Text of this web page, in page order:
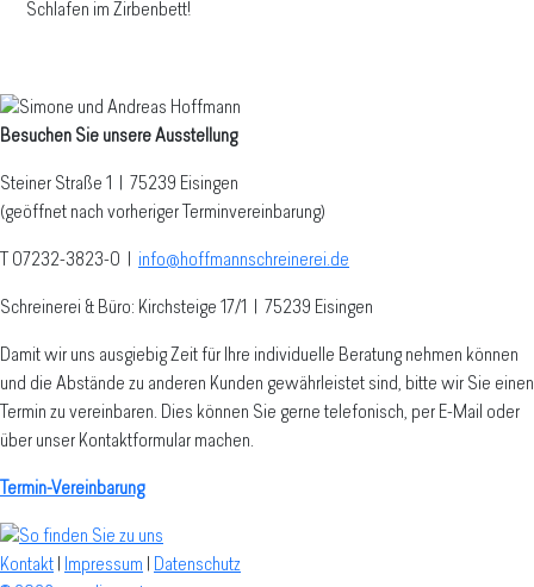
Schlafen im Zirbenbett!
Besuchen Sie unsere Ausstellung
Steiner Straße 1 | 75239 Eisingen
(geöffnet nach vorheriger Terminvereinbarung)
T 07232-3823-0 info@hoffmannschreinerei.de
Schreinerei & Büro: Kirchsteige 17/1 75239 Eisingen
Damit wir uns ausgiebig Zeit für Ihre individuelle Beratung nehmen können
und die Abstände zu anderen Kunden gewährleistet sind, bitte wir Sie einen
Termin zu vereinbaren. Dies können Sie gerne telefonisch, per E-Mail oder
über unser Kontaktformular machen.
Termin-Vereinbarung
Kontakt | Impressum | Datenschutz